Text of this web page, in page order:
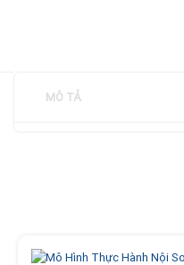
MÔ TẢ